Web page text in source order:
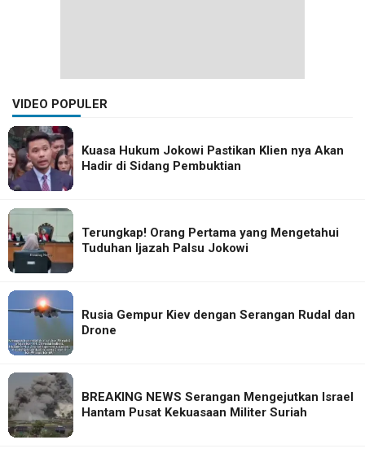
VIDEO POPULER
Kuasa Hukum Jokowi Pastikan Klien nya Akan
Hadir di Sidang Pembuktian
Terungkap! Orang Pertama yang Mengetahui
Tuduhan Ijazah Palsu Jokowi
Rusia Gempur Kiev dengan Serangan Rudal dan
Drone
BREAKING NEWS Serangan Mengejutkan Israel
Hantam Pusat Kekuasaan Militer Suriah